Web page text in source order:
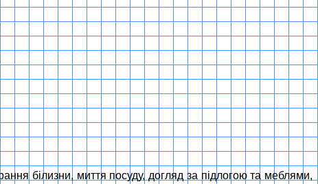
білизни, миття посуду, догляд за підлогою та меблями,